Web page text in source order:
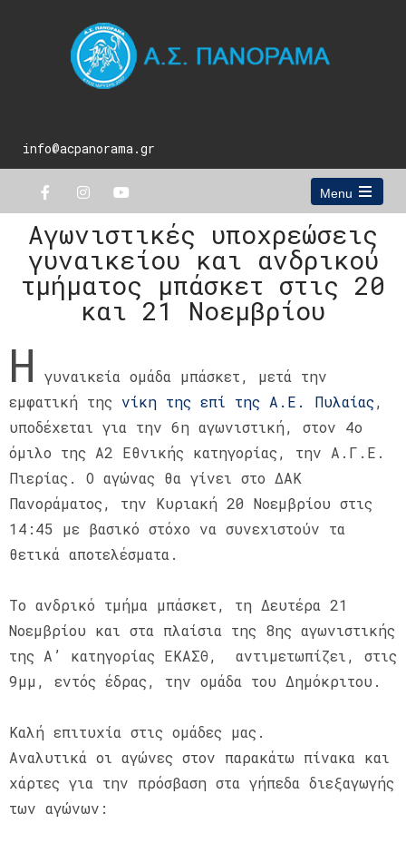
info@acpanorama.gr
Menu
Αγωνιστικές υποχρεώσεις
γυναικείου και ανδρικού
τμήματος μπάσκετ στις 20
και 21 Νοεμβρίου
Η
γυναικεία ομάδα μπάσκετ, μετά την
εμφατική της νίκη της επί της Α.Ε. Πυλαίας,
υποδέχεται για την 6η αγωνιστική, στον 4ο
όμιλο της Α2 Εθνικής κατηγορίας, την Α.Γ.Ε.
Πιερίας. Ο αγώνας θα γίνει στο ΔΑΚ
Πανοράματος, την Κυριακή 20 Νοεμβρίου στις
14:45 με βασικό στόχο να συνεχιστούν τα
θετικά αποτελέσματα.
Το ανδρικό τμήμα μπάσκετ, τη Δευτέρα 21
Νοεμβρίου και στα πλαίσια της 8ης αγωνιστικής
της Α’ κατηγορίας ΕΚΑΣΘ, αντιμετωπίζει, στις
9μμ, εντός έδρας, την ομάδα του Δημόκριτου.
Καλή επιτυχία στις ομάδες μας.
Αναλυτικά οι αγώνες στον παρακάτω πίνακα και
χάρτες για την πρόσβαση στα γήπεδα διεξαγωγής
των αγώνων: